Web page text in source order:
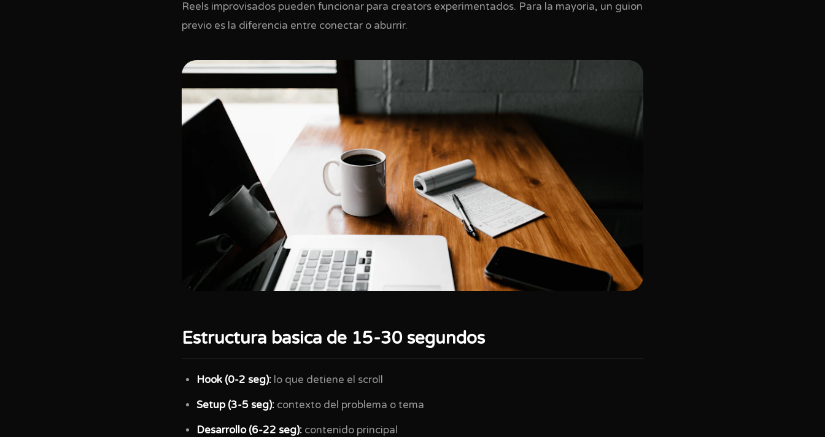
Reels improvisados pueden funcionar para creators experimentados. Para la mayoria, un guion
previo es la diferencia entre conectar o aburrir.
Estructura basica de 15-30 segundos
Hook (0-2 seg): lo que detiene el scroll
Setup (3-5 seg): contexto del problema o tema
Desarrollo (6-22 seg): contenido principal